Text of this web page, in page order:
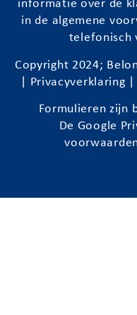
informatie over de
in de algemene
telefonisch
Copyright 2024;
Privacyverklaring |
Formulieren zijn
De Google